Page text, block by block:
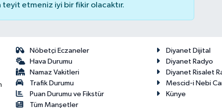
teyit etmeniz iyi bir fikir olacaktır.
Nöbetçi Eczaneler
Hava Durumu
Namaz Vakitleri
Trafik Durumu
Puan Durumu ve Fikstür
Tüm Manşetler
Diyanet Dijital
Diyanet Radyo
Diyanet Risalet
Mescid-i Nebi
Künye